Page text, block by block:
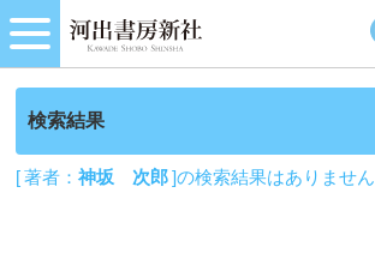
検索結果
[ 著者：神坂 次郎]の検索結果はありません